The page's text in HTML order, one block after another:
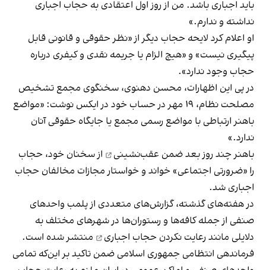
باید اجباری باشد. من از روز اول اعتقادی به حجاب اجباری
نداشته و ندارم.»
او اعلام کرد لایحه حجاب دیگر از «نظر حقوقی و قانونی قابل
پیگیری نیست» و «هیچ الزام یا جریمه نقدی و کیفری درباره
حجاب وجود ندارد».
در پی این اظهارات، محسن دهنوی، سخنگوی مجمع تشخیص
مصلحت نظام، ۱۹ مهر در حساب خود در ایکس نوشت: «مواضع
باهنر ارتباطی با مواضع رسمی مجمع یا جایگاه حقوقی آنان
ندارد.»
باهنر چند روز بعد ضمن عقب‌نشینی
از سخنان خود، حجاب
را «ضرورتی اجتماعی» خواند و خواستار مجازات مخالفان حجاب
اجباری شد.
در هفته‌های گذشته، گزارش‌های متعددی از پلمب واحدهای
صنفی از جمله کافه‌ها و رستوران‌ها در شهرهای مختلف به
دلایلی مانند رعایت نکردن حجاب اجباری
منتشر شده است.
فرماندهی انتظامی جمهوری اسلامی ضمن تاکید بر این‌که تمامی